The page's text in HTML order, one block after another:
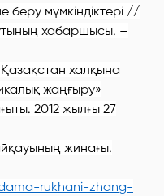
беру мүмкіндіктері //
хабаршысы. –
халқына
жаңғыру»
2012 жылғы 27
жинағы.
rukhani-zhang-